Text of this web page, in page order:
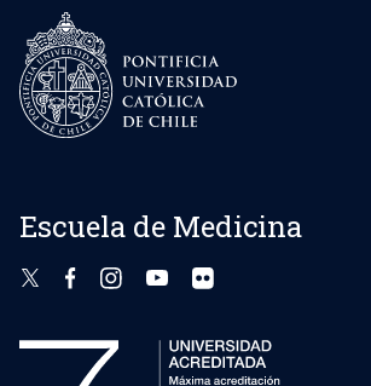
Escuela de Medicina